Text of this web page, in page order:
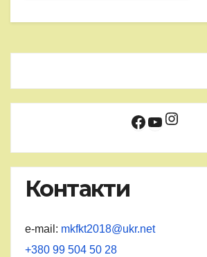
Facebook
YouTube
Контакти
e-mail: mkfkt2018@ukr.net
+380 99 504 50 28